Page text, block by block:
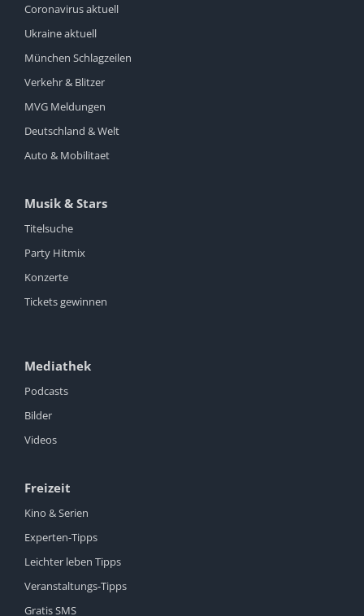
Coronavirus aktuell
Ukraine aktuell
München Schlagzeilen
Verkehr & Blitzer
MVG Meldungen
Deutschland & Welt
Auto & Mobilitaet
Musik & Stars
Titelsuche
Party Hitmix
Konzerte
Tickets gewinnen
Mediathek
Podcasts
Bilder
Videos
Freizeit
Kino & Serien
Experten-Tipps
Leichter leben Tipps
Veranstaltungs-Tipps
Gratis SMS